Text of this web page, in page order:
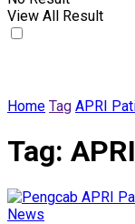
View All Result
Home Tag APRI
Tag:
News